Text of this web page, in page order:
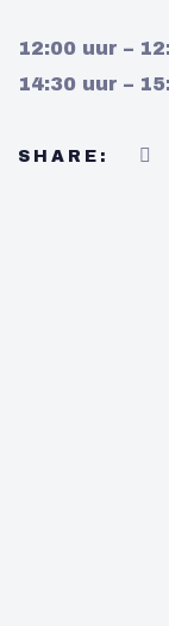
12:00 uur –
14:30 uur –
SHARE: